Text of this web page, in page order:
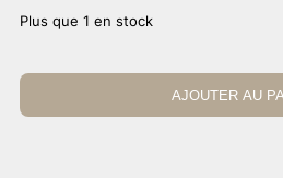
Plus que 1 en stock
AJOUTER AU